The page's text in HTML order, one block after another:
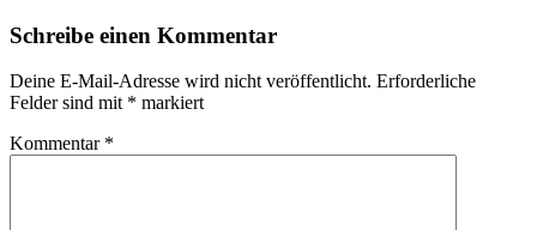
Schreibe einen Kommentar
Deine E-Mail-Adresse wird nicht veröffentlicht. Erforderliche
Felder sind mit * markiert
Kommentar *